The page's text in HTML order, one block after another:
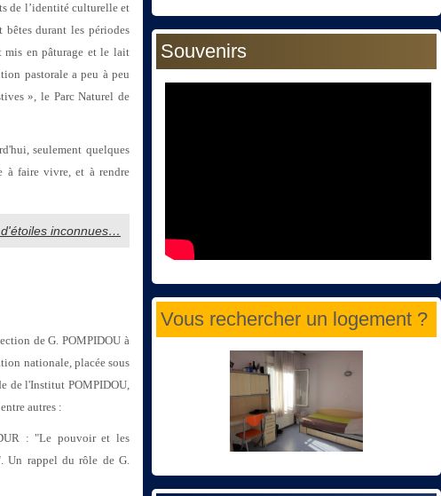
de l’identité culturelle et
durant les périodes
mis en pâturage et le lait
pastorale a peu à peu
», le Parc Naturel de
seulement quelques
à faire vivre, et à rendre
inconnues…
de G. POMPIDOU à
nationale, placée sous
de l'Institut POMPIDOU,
autres :
: "Le pouvoir et les
Un rappel du rôle de G.
Souvenirs
Vous rechercher un logement ?